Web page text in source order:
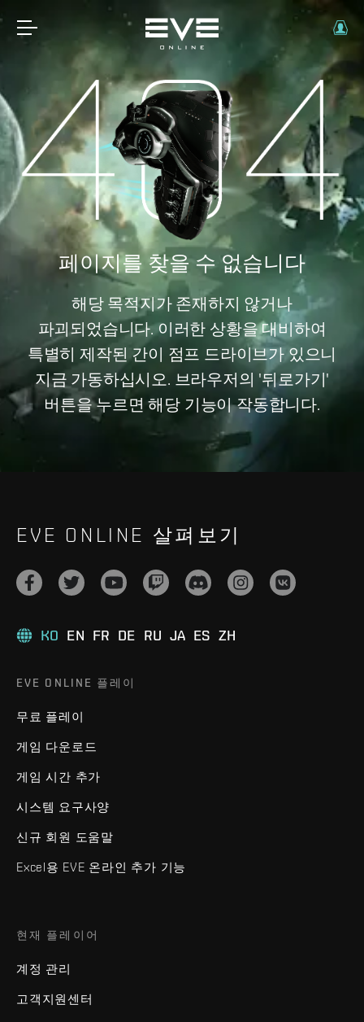
페이지를 찾을 수 없습니다
해당 목적지가 존재하지 않거나
파괴되었습니다. 이러한 상황을 대비하여
특별히 제작된 간이 점프 드라이브가 있으니
지금 가동하십시오. 브라우저의 '뒤로가기'
버튼을 누르면 해당 기능이 작동합니다.
EVE ONLINE 살펴보기
KO EN FR DE RU JA ES ZH
EVE ONLINE 플레이
무료 플레이
게임 다운로드
게임 시간 추가
시스템 요구사양
신규 회원 도움말
Excel용 EVE 온라인 추가 기능
현재 플레이어
계정 관리
고객지원센터